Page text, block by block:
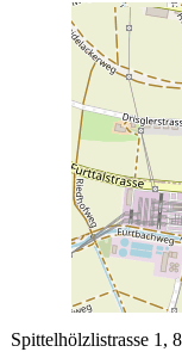
Spittelhölzlistrasse 1,